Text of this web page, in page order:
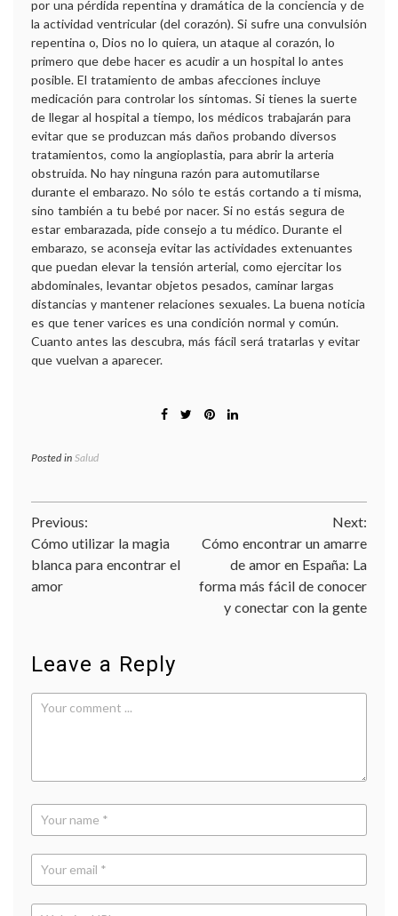
por una pérdida repentina y dramática de la conciencia y de
la actividad ventricular (del corazón). Si sufre una convulsión
repentina o, Dios no lo quiera, un ataque al corazón, lo
primero que debe hacer es acudir a un hospital lo antes
posible. El tratamiento de ambas afecciones incluye
medicación para controlar los síntomas. Si tienes la suerte
de llegar al hospital a tiempo, los médicos trabajarán para
evitar que se produzcan más daños probando diversos
tratamientos, como la angioplastia, para abrir la arteria
obstruida. No hay ninguna razón para automutilarse
durante el embarazo. No sólo te estás cortando a ti misma,
sino también a tu bebé por nacer. Si no estás segura de
estar embarazada, pide consejo a tu médico. Durante el
embarazo, se aconseja evitar las actividades extenuantes
que puedan elevar la tensión arterial, como ejercitar los
abdominales, levantar objetos pesados, caminar largas
distancias y mantener relaciones sexuales. La buena noticia
es que tener varices es una condición normal y común.
Cuanto antes las descubra, más fácil será tratarlas y evitar
que vuelvan a aparecer.
Posted in Salud
Navegación
de
entradas
Previous:
Cómo utilizar la magia
blanca para encontrar el
amor
Next:
Cómo encontrar un amarre
de amor en España: La
forma más fácil de conocer
y conectar con la gente
Leave a Reply